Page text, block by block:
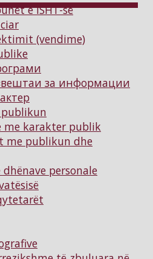
e ISHT-së
(vendime)
за информации
me karakter publik
me publikun dhe
personale